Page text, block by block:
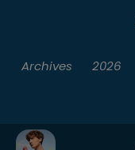
Archives 2026